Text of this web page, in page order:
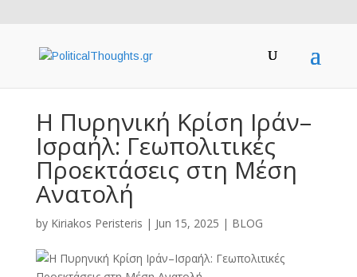
Η Πυρηνική Κρίση Ιράν–
Ισραήλ: Γεωπολιτικές
Προεκτάσεις στη Μέση
Ανατολή
by Kiriakos Peristeris | Jun 15, 2025 | BLOG